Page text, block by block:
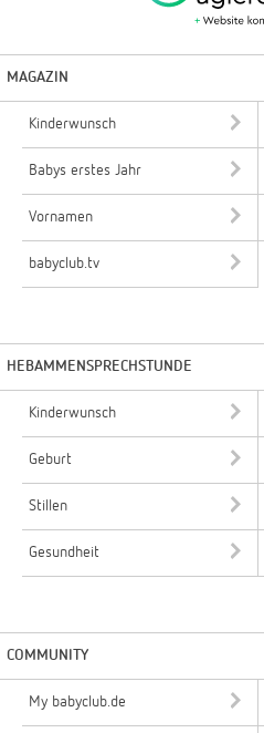
MAGAZIN
Kinderwunsch
Babys erstes Jahr
Vornamen
babyclub.tv
HEBAMMENSPRECHSTUNDE
Kinderwunsch
Geburt
Stillen
Gesundheit
COMMUNITY
My babyclub.de